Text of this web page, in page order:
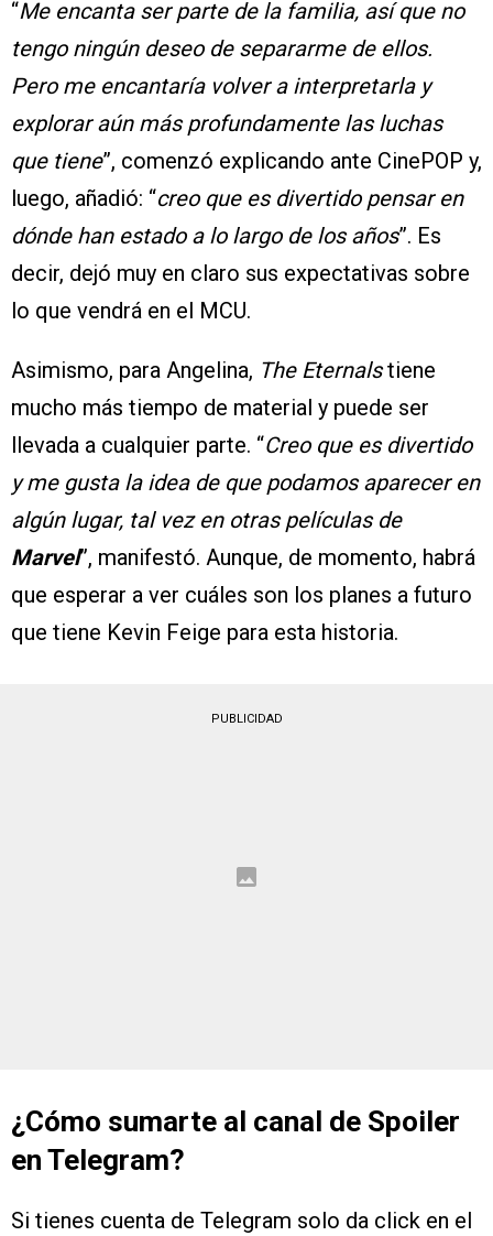
“Me encanta ser parte de la familia, así que no
tengo ningún deseo de separarme de ellos.
Pero me encantaría volver a interpretarla y
explorar aún más profundamente las luchas
que tiene”, comenzó explicando ante CinePOP y,
luego, añadió: “creo que es divertido pensar en
dónde han estado a lo largo de los años”. Es
decir, dejó muy en claro sus expectativas sobre
lo que vendrá en el MCU.
Asimismo, para Angelina, The Eternalstiene
mucho más tiempo de material y puede ser
llevada a cualquier parte. “Creo que es divertido
y me gusta la idea de que podamos aparecer en
algún lugar, tal vez en otras películas de
Marvel”, manifestó. Aunque, de momento, habrá
que esperar a ver cuáles son los planes a futuro
que tiene Kevin Feige para esta historia.
PUBLICIDAD
¿Cómo sumarte al canal de Spoiler
en Telegram?
Si tienes cuenta de Telegram solo da click en el